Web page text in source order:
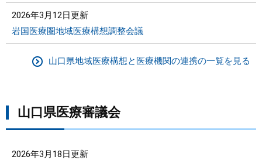
2026年3月12日更新
岩国医療圏地域医療構想調整会議
山口県地域医療構想と医療機関の連携の一覧を見る
山口県医療審議会
2026年3月18日更新